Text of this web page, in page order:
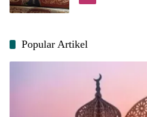
Popular Artikel